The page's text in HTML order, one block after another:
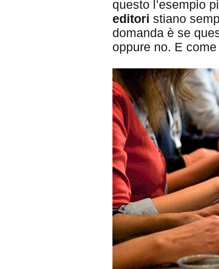
questo l’esempio
editori stiano
domanda è se
oppure no. E